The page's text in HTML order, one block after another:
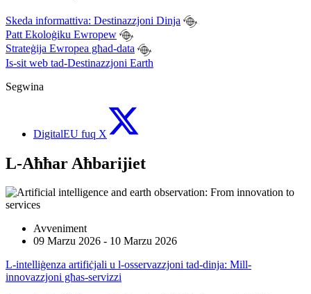
Skeda informattiva: Destinazzjoni Dinja
Patt Ekoloġiku Ewropew
Strateġija Ewropea għad-data
Is-sit web tad-Destinazzjoni Earth
Segwina
DigitalEU fuq X
L-Aħħar Aħbarijiet
Avveniment
09 Marzu 2026 - 10 Marzu 2026
L-intelliġenza artifiċjali u l-osservazzjoni tad-dinja: Mill-
innovazzjoni għas-servizzi